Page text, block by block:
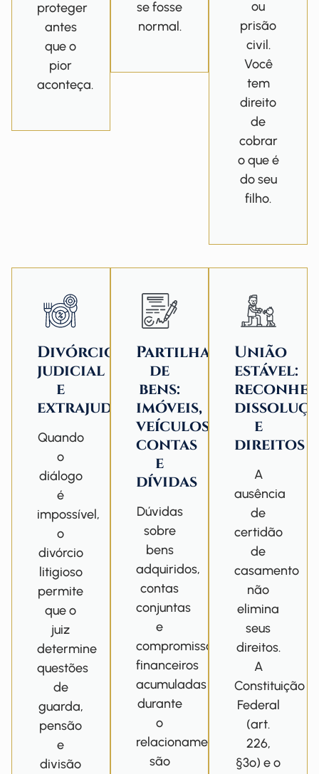
proteger
antes
que o
pior
aconteça.
se fosse
normal.
ou
prisão
civil.
Você
tem
direito
de
cobrar
o que é
do seu
filho.
Divórcio
judicial
e
extrajudicial
Quando
o
diálogo
é
impossível,
o
divórcio
litigioso
permite
que o
juiz
determine
questões
de
guarda,
pensão
e
divisão
Partilha
de
bens:
imóveis,
veículos,
contas
e
dívidas
Dúvidas
sobre
bens
adquiridos,
contas
conjuntas
e
compromissos
financeiros
acumuladas
durante
o
relacionamento
são
União
estável:
e
direitos
A
ausência
de
certidão
de
casamento
não
elimina
seus
direitos.
A
Constituição
Federal
(art.
226,
§3º) e o